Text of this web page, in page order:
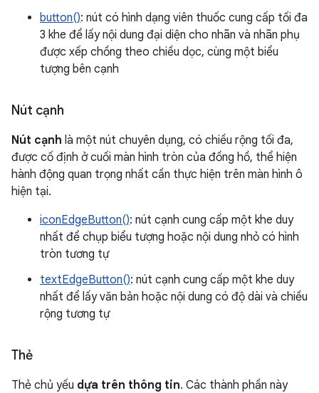
button(): nút có hình dạng viên thuốc cung cấp tối đa
3 khe để lấy nội dung đại diện cho nhãn và nhãn phụ
được xếp chồng theo chiều dọc, cùng một biểu
tượng bên cạnh
Nút cạnh
Nút cạnh là một nút chuyên dụng, có chiều rộng tối đa,
được cố định ở cuối màn hình tròn của đồng hồ, thể hiện
hành động quan trọng nhất cần thực hiện trên màn hình ô
hiện tại.
iconEdgeButton(): nút cạnh cung cấp một khe duy
nhất để chụp biểu tượng hoặc nội dung nhỏ có hình
tròn tương tự
textEdgeButton(): nút cạnh cung cấp một khe duy
nhất để lấy văn bản hoặc nội dung có độ dài và chiều
rộng tương tự
Thẻ
Thẻ chủ yếu dựa trên thông tin. Các thành phần này